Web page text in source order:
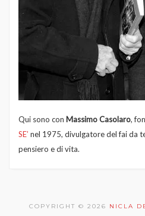
Qui sono con Massimo Casolaro,
SE’ nel 1975, divulgatore del fai da
pensiero e di vita.
COPYRIGHT © 2026 NICLA